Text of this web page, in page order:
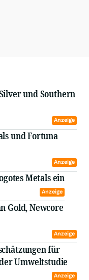
und Southern
Anzeige
und Fortuna
Anzeige
Metals ein
Anzeige
Gold, Newcore
Anzeige
für
Umweltstudie
Anzeige